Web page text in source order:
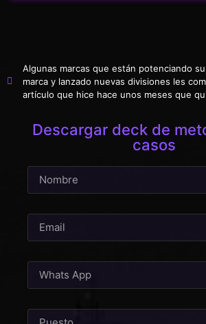
Descargar deck de
casos
Algunas marcas que están potenciando
marca y lanzado nuevas divisiones les
artículo que hice hace unos meses que